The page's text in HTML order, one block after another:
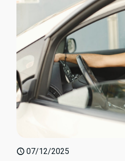
07/12/2025